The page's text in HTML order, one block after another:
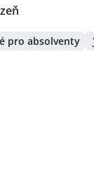
pro absolventy